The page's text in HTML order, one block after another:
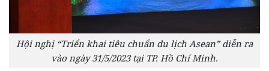
Hội nghị “Triển khai tiêu chuẩn du lịch Asean” diễn ra
vào ngày 31/5/2023 tại TP. Hồ Chí Minh.